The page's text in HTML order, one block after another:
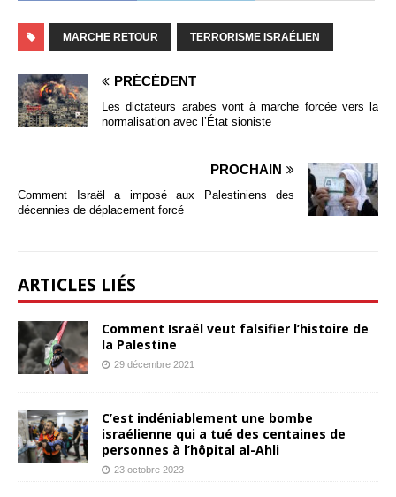
MARCHE RETOUR TERRORISME ISRAÉLIEN
PRÉCÉDENT
Les dictateurs arabes vont à marche forcée vers la
normalisation avec l’État sioniste
PROCHAIN
Comment Israël a imposé aux Palestiniens des
décennies de déplacement forcé
ARTICLES LIÉS
Comment Israël veut falsifier l’histoire de
la Palestine
29 décembre 2021
C’est indéniablement une bombe
israélienne qui a tué des centaines de
personnes à l’hôpital al-Ahli
23 octobre 2023